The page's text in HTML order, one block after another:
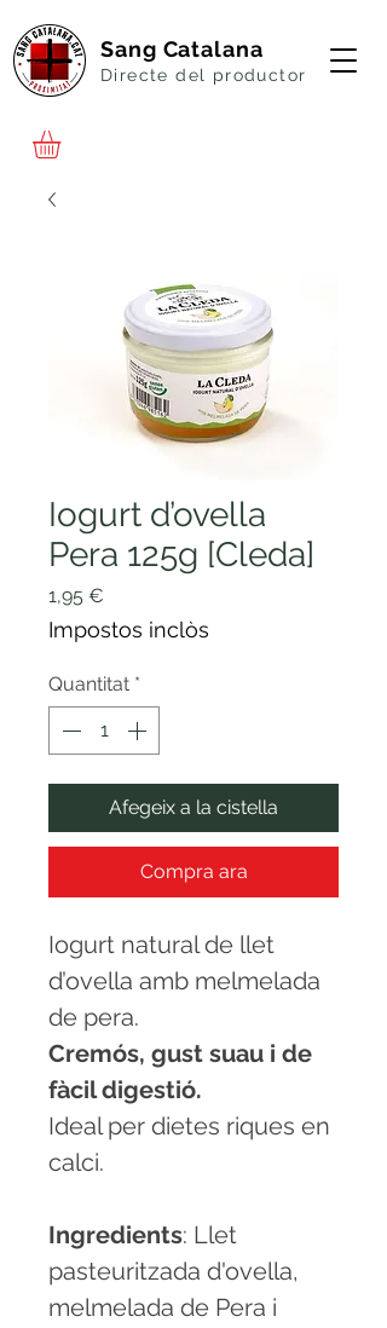
Sang Catalana
Directe del productor
Iogurt d’ovella
Pera 125g [Cleda]
1,95 €
Impostos inclòs
Quantitat *
Afegeix a la cistella
Compra ara
Iogurt natural de llet
d’ovella amb melmelada
de pera.
Cremós, gust suau i de
fàcil digestió.
Ideal per dietes riques en
calci.
Ingredients: Llet
pasteuritzada d'ovella,
melmelada de Pera i